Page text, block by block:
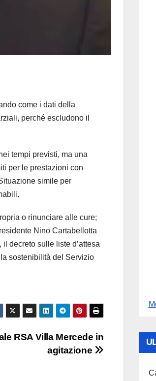
come i dati della
perché escludono il
tempi previsti, ma una
per le prestazioni con
simile per
o rinunciare alle cure;
Nino Cartabellotta
decreto sulle liste d’attesa
sostenibilità del Servizio
RSA Villa Mercede in
agitazione